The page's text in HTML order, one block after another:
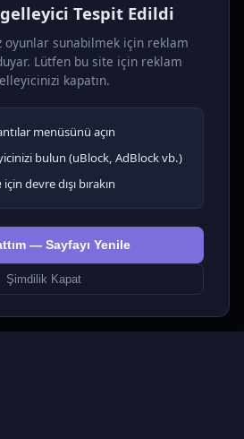
Tespit Edildi
oyunlar sunabilmek için reklam
Lütfen bu site için reklam
kapatın.
menüsünü açın
bulun (uBlock, AdBlock vb.)
için devre dışı bırakın
— Sayfayı Yenile
Şimdilik Kapat
Aksiyon, bulmaca, spor ve